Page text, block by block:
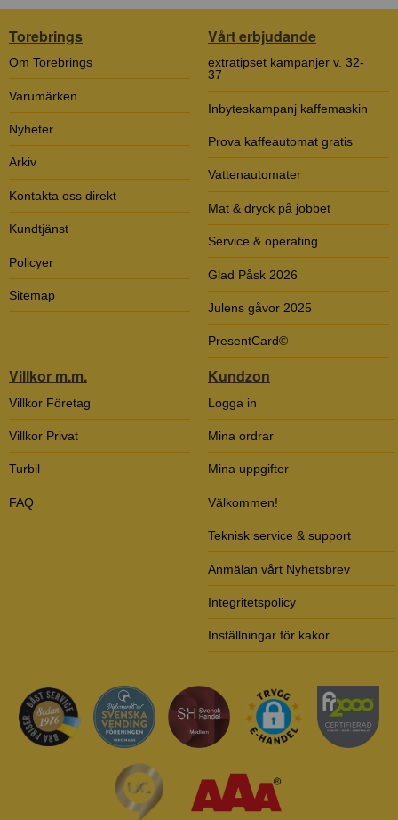
Torebrings
Om Torebrings
Varumärken
Nyheter
Arkiv
Kontakta oss direkt
Kundtjänst
Policyer
Sitemap
Vårt erbjudande
extratipset kampanjer v. 32-
37
Inbyteskampanj kaffemaskin
Prova kaffeautomat gratis
Vattenautomater
Mat & dryck på jobbet
Service & operating
Glad Påsk 2026
Julens gåvor 2025
PresentCard©
Villkor m.m.
Villkor Företag
Villkor Privat
Turbil
FAQ
Kundzon
Logga in
Mina ordrar
Mina uppgifter
Välkommen!
Teknisk service & support
Anmälan vårt Nyhetsbrev
Integritetspolicy
Inställningar för kakor